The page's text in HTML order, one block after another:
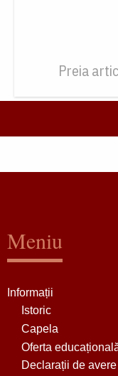
Preia
Meniu
Informații
Istoric
Capela
Oferta
Declarații de avere